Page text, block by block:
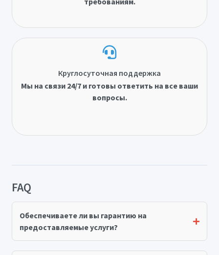
Круглосуточная поддержка
Мы на связи 24/7 и готовы ответить на все ваши
вопросы.
FAQ
Обеспечиваете ли вы гарантию на
предоставляемые услуги?